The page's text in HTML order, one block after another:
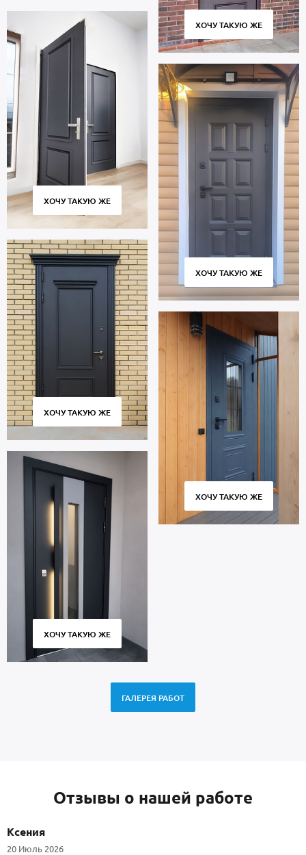
ХОЧУ ТАКУЮ ЖЕ
ХОЧУ ТАКУЮ ЖЕ
ХОЧУ ТАКУЮ ЖЕ
ХОЧУ ТАКУЮ ЖЕ
ХОЧУ ТАКУЮ ЖЕ
ХОЧУ ТАКУЮ ЖЕ
ГАЛЕРЕЯ РАБОТ
Отзывы о нашей работе
Ксения
20 Июль 2026